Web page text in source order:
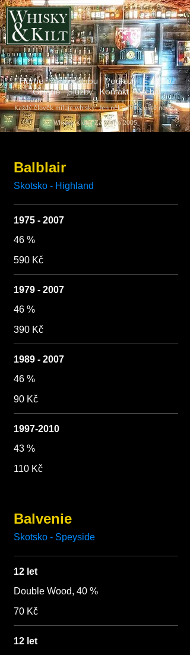
Home Akce v klubuPoukazyE-shop
Galerie
Služby Kontakt Archiv
Každý člověk miluje whisky. Jen někteří to ještě neví...
Whisky Klub | Založeno 2005
Balblair
1975 - 2007
46 %
590 Kč
1979 - 2007
46 %
390 Kč
1989 - 2007
46 %
90 Kč
1997-2010
43 %
110 Kč
Balvenie
Skotsko - Speyside
12 let
Double Wood, 40 %
70 Kč
12 let